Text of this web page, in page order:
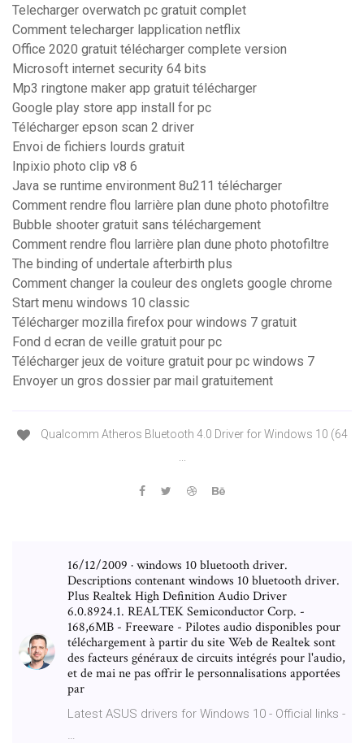
Telecharger overwatch pc gratuit complet
Comment telecharger lapplication netflix
Office 2020 gratuit télécharger complete version
Microsoft internet security 64 bits
Mp3 ringtone maker app gratuit télécharger
Google play store app install for pc
Télécharger epson scan 2 driver
Envoi de fichiers lourds gratuit
Inpixio photo clip v8 6
Java se runtime environment 8u211 télécharger
Comment rendre flou larrière plan dune photo photofiltre
Bubble shooter gratuit sans téléchargement
Comment rendre flou larrière plan dune photo photofiltre
The binding of undertale afterbirth plus
Comment changer la couleur des onglets google chrome
Start menu windows 10 classic
Télécharger mozilla firefox pour windows 7 gratuit
Fond d ecran de veille gratuit pour pc
Télécharger jeux de voiture gratuit pour pc windows 7
Envoyer un gros dossier par mail gratuitement
Qualcomm Atheros Bluetooth 4.0 Driver for Windows 10 (64
16/12/2009 · windows 10 bluetooth driver.
Descriptions contenant windows 10 bluetooth driver.
Plus Realtek High Definition Audio Driver
6.0.8924.1. REALTEK Semiconductor Corp. -
168,6MB - Freeware - Pilotes audio disponibles pour
téléchargement à partir du site Web de Realtek sont
des facteurs généraux de circuits intégrés pour l'audio,
et de mai ne pas offrir le personnalisations apportées
par
Latest ASUS drivers for Windows 10 - Official links -
…